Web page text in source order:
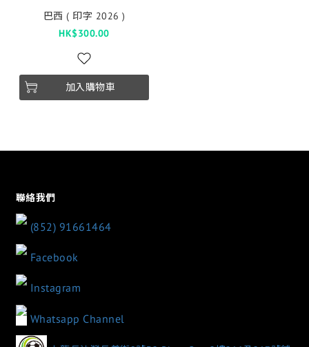
巴西 ( 印字 2026 )
HK$300.00
加入購物車
聯絡我們
(852) 91661464
Facebook
Instagram
Whatsapp Channel